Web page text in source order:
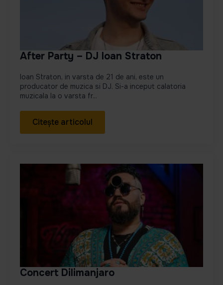
After Party – DJ Ioan Straton
Ioan Straton, in varsta de 21 de ani, este un
producator de muzica si DJ. Si-a inceput calatoria
muzicala la o varsta fr...
Citește articolul
Concert Dilimanjaro